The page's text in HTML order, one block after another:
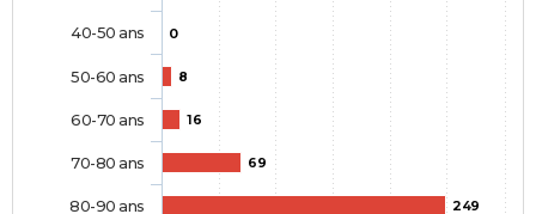
0
8
16
69
249
40-50 ans
50-60 ans
60-70 ans
70-80 ans
80-90 ans